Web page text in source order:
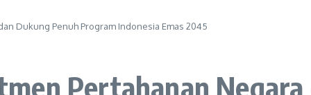
Dukung Penuh Program Indonesia Emas 2045
Pertahanan